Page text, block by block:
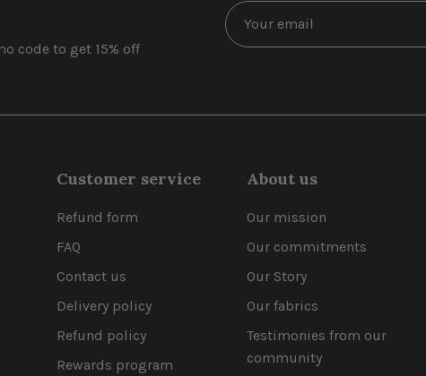
code to get 15% off
Customer service
Refund form
FAQ
Contact us
Delivery policy
Refund policy
Rewards program
About us
Our mission
Our commitments
Our Story
Our fabrics
Testimonies from our
community